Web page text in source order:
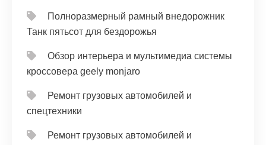
Полноразмерный рамный внедорожник
Танк пятьсот для бездорожья
Обзор интерьера и мультимедиа системы
кроссовера geely monjaro
Ремонт грузовых автомобилей и
спецтехники
Ремонт грузовых автомобилей и